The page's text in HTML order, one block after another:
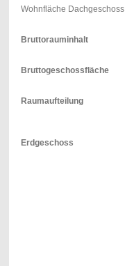
Wohnfläche Dachgeschoss
Bruttorauminhalt
Bruttogeschossfläche
Raumaufteilung
Erdgeschoss